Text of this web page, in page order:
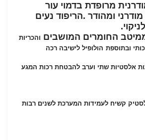
מרופדת בדמוי עור
ומהודר .הריפוד נעים
החומרים המושבים והכריות
ובתוספת הולופיל לישיבה רכה
אלסטיות שתי וערב להבטחת רכות המגע
קשיח לעמידות המערכת לשנים רבות